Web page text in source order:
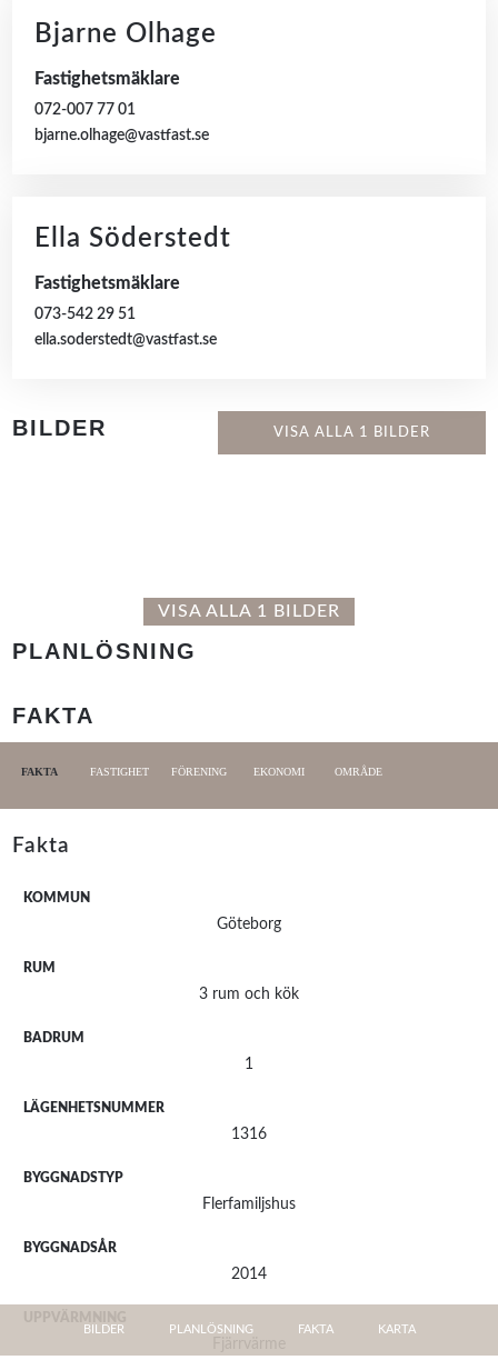
Bjarne Olhage
Fastighetsmäklare
072-007 77 01
bjarne.olhage@vastfast.se
Ella Söderstedt
Fastighetsmäklare
073-542 29 51
ella.soderstedt@vastfast.se
BILDER PLANLÖSNING FAKTA KARTA
BILDER VISA ALLA 1 BILDER
VISA ALLA 1 BILDER
PLANLÖSNING
FAKTA
FAKTA FASTIGHET FÖRENING EKONOMI OMRÅDE
Fakta
KOMMUN
Göteborg
RUM
3 rum och kök
BADRUM
1
LÄGENHETSNUMMER
1316
BYGGNADSTYP
Flerfamiljshus
BYGGNADSÅR
2014